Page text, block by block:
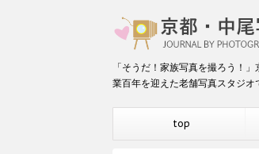
「そうだ！家族写真を撮ろう！
業百年を迎えた老舗写真スタジオ
top